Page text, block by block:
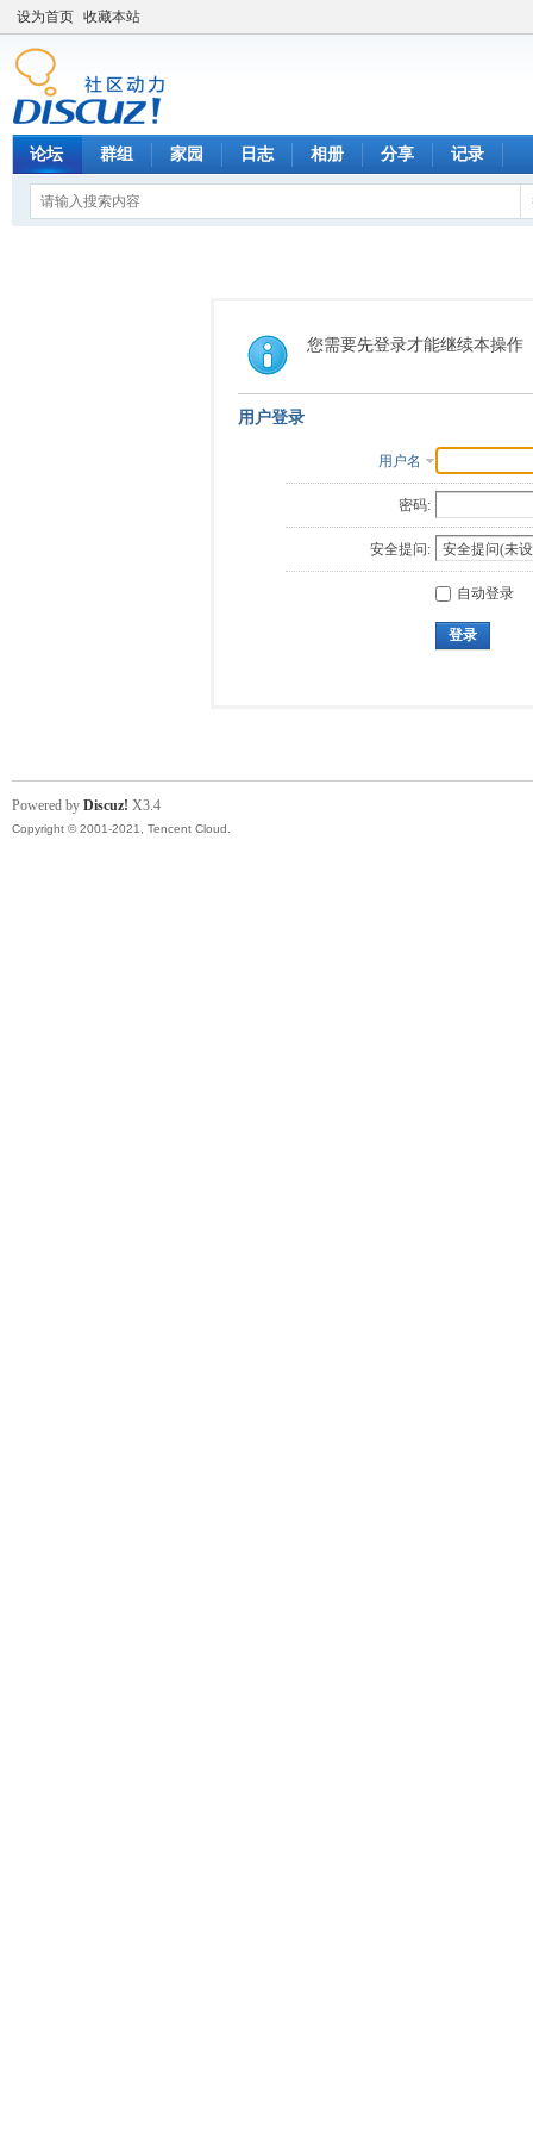
设为首页 收藏本站
论坛 群组 家园 日志 相册 分享 记录
您需要先登录才能继续本操作
用户登录
用户名
密码:
安全提问:
自动登录
登录
Powered by Discuz! X3.4
Copyright © 2001-2021, Tencent Cloud.